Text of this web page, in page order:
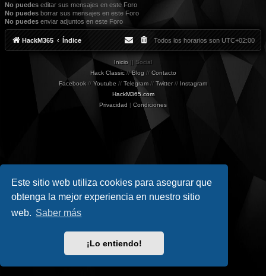
Este sitio web utiliza cookies para asegurar que
obtenga la mejor experiencia en nuestro sitio
web. Saber más
¡Lo entiendo!
No puedes editar sus mensajes en este Foro
No puedes borrar sus mensajes en este Foro
No puedes enviar adjuntos en este Foro
HackM365 Índice Todos los horarios son UTC+02:00
Inicio || Social
Hack Classic//Blog // Contacto
Facebook // Youtube // Telegram // Twitter// Instagram
HackM365.com
Privacidad | Condiciones